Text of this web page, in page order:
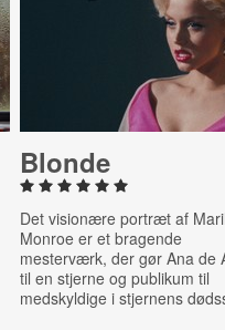
Blonde
Det visionære portræt af
Monroe er et bragende
mesterværk, der gør Ana de
til en stjerne og publikum til
medskyldige i stjernens